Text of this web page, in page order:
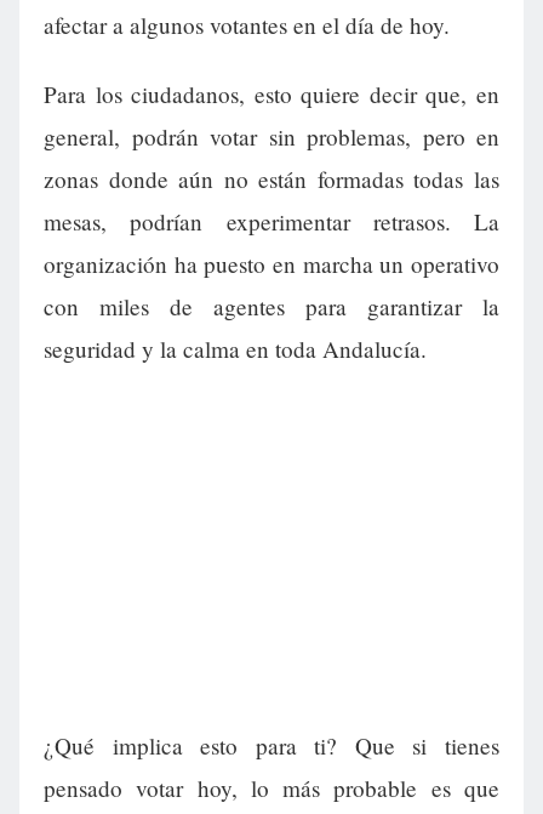
afectar a algunos votantes en el día de hoy.
Para los ciudadanos, esto quiere decir que, en
general, podrán votar sin problemas, pero en
zonas donde aún no están formadas todas las
mesas, podrían experimentar retrasos. La
organización ha puesto en marcha un operativo
con miles de agentes para garantizar la
seguridad y la calma en toda Andalucía.
¿Qué implica esto para ti? Que si tienes
pensado votar hoy, lo más probable es que